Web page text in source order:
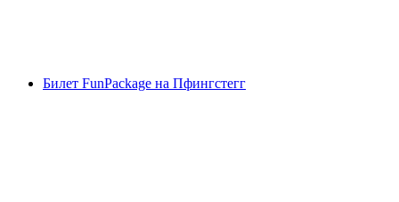
Билет FunPackage на Пфингстегг